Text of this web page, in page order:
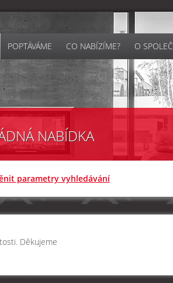
POPTÁVÁME CO NABÍZÍME? O
NABÍDKA
parametry vyhledávání
Děkujeme